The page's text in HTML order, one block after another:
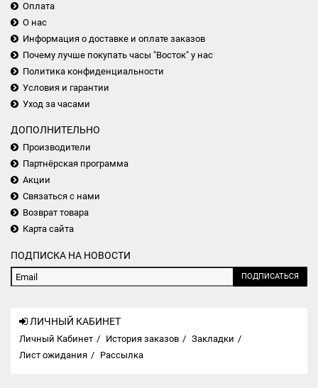
Оплата
О нас
Информация о доставке и оплате заказов
Почему лучше покупать часы "Восток" у нас
Политика конфиденциальности
Условия и гарантии
Уход за часами
ДОПОЛНИТЕЛЬНО
Производители
Партнёрская программа
Акции
Связаться с нами
Возврат товара
Карта сайта
ПОДПИСКА НА НОВОСТИ
ПОДПИСАТЬСЯ
ЛИЧНЫЙ КАБИНЕТ
Личный Кабинет История заказов
Закладки
Лист ожидания
Рассылка